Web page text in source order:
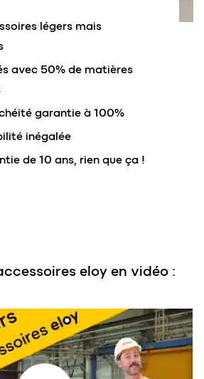
légers mais
avec 50% de matières
garantie à 100%
inégalée
de 10 ans, rien que ça !
eloy en vidéo :
eloy en vidéo :